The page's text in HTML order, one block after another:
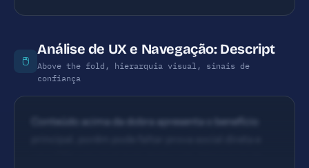
🖱️
Análise de UX e Navegação: Descript
Above the fold, hierarquia visual, sinais de
confiança
Conteúdo acima da dobra apresenta o benefício